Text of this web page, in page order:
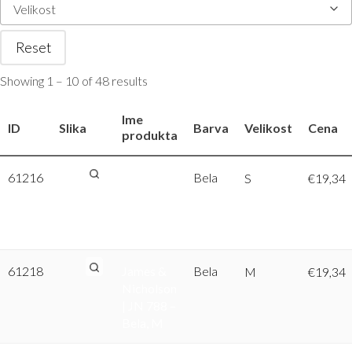
Velikost
Reset
Showing 1 – 10 of 48 results
ID Slika
Ime
produkta
Barva Velikost Cena
61216 Bela S €19,34
61218 Bela M €19,34